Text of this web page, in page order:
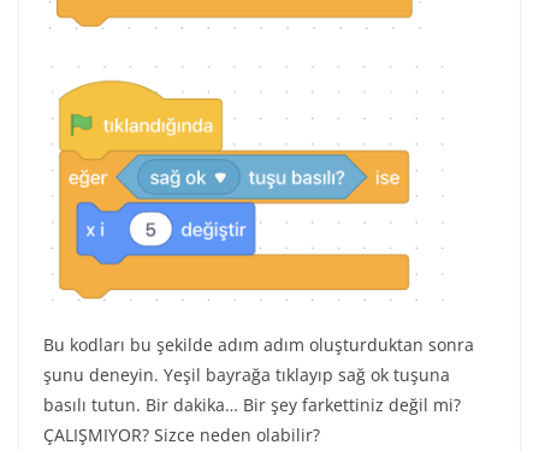
Bu kodları bu şekilde adım adım oluşturduktan sonra
şunu deneyin. Yeşil bayrağa tıklayıp sağ ok tuşuna
basılı tutun. Bir dakika… Bir şey farkettiniz değil mi?
ÇALIŞMIYOR? Sizce neden olabilir?